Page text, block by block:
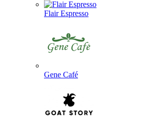
Flair Espresso
Gene Café